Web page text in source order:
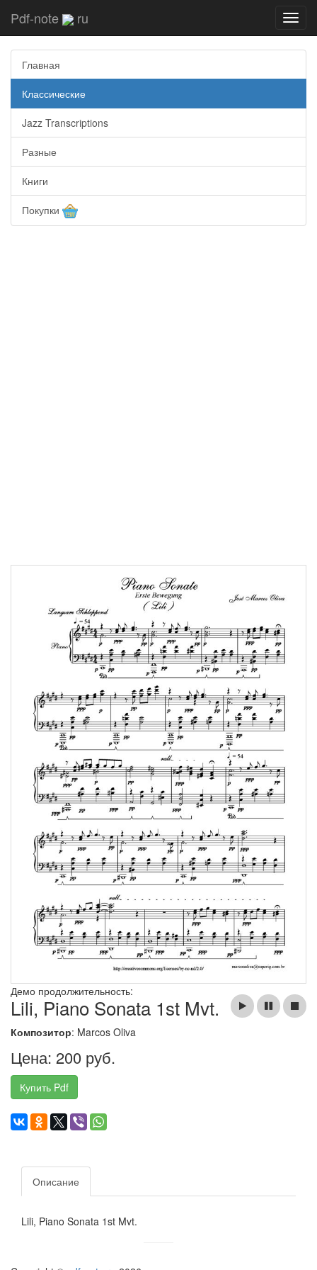
Pdf-note ru
Главная
Классические
Jazz Transcriptions
Разные
Книги
Покупки
Демо продолжительность:
Lili, Piano Sonata 1st Mvt.
Композитор: Marcos Oliva
Цена: 200 руб.
Купить Pdf
Описание
Lili, Piano Sonata 1st Mvt.